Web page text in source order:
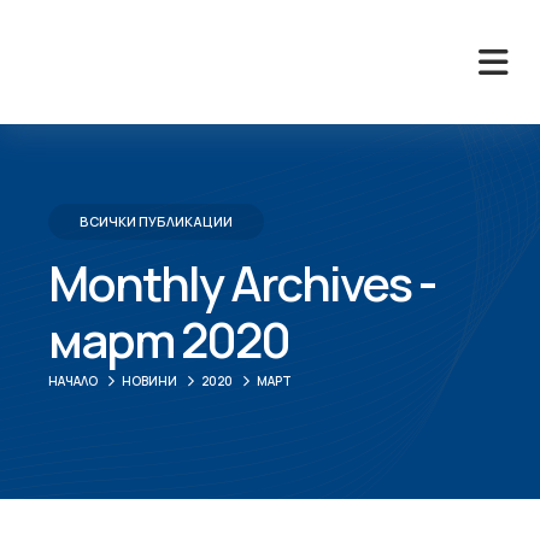
ВСИЧКИ ПУБЛИКАЦИИ
Monthly Archives -
март 2020
НАЧАЛО НОВИНИ 2020 МАРТ